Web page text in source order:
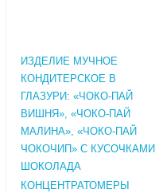
ИЗДЕЛИЕ МУЧНОЕ
КОНДИТЕРСКОЕ В
ГЛАЗУРИ: «ЧОКО-ПАЙ
ВИШНЯ», «ЧОКО-ПАЙ
МАЛИНА», «ЧОКО-ПАЙ
ЧОКОЧИП» С КУСОЧКАМИ
ШОКОЛАДА
КОНЦЕНТРАТОМЕРЫ